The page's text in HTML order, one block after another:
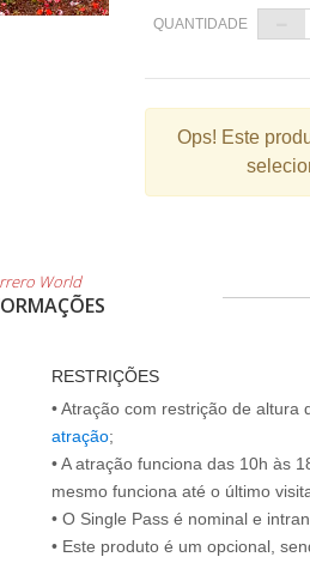
30
QUANTIDADE
Ops! Este
World
RESTRIÇÕES
• Atração com restrição de altura
atração;
• A atração funciona das 10h às
mesmo funciona até o último
• O Single Pass é nominal e
• Este produto é um opcional,